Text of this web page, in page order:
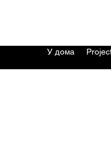
У дома